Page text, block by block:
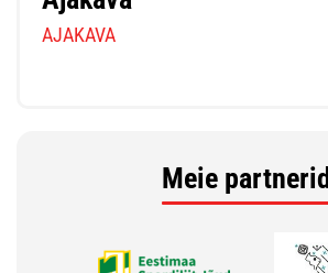
AJAKAVA
Meie partnerid